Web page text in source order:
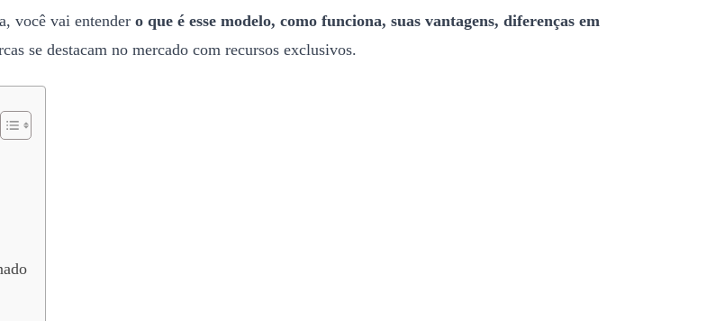
você vai entender o que é esse modelo, como funciona, suas vantagens, diferenças em
se destacam no mercado com recursos exclusivos.